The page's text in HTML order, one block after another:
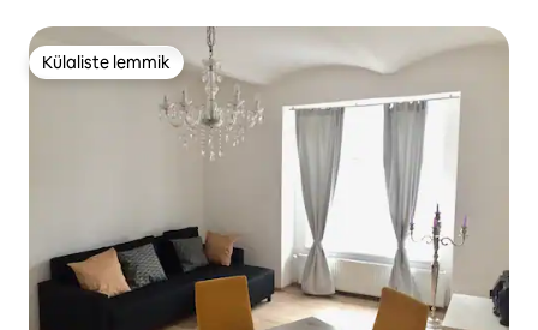
Külaliste lemmik
Külaliste lemmik